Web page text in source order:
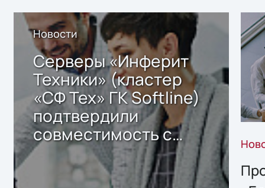
Новости
Серверы «Инферит
Техники» (кластер
«СФ Тех» ГК Softline)
подтвердили
совместимость с
решением Sharx
Storage 2.x для